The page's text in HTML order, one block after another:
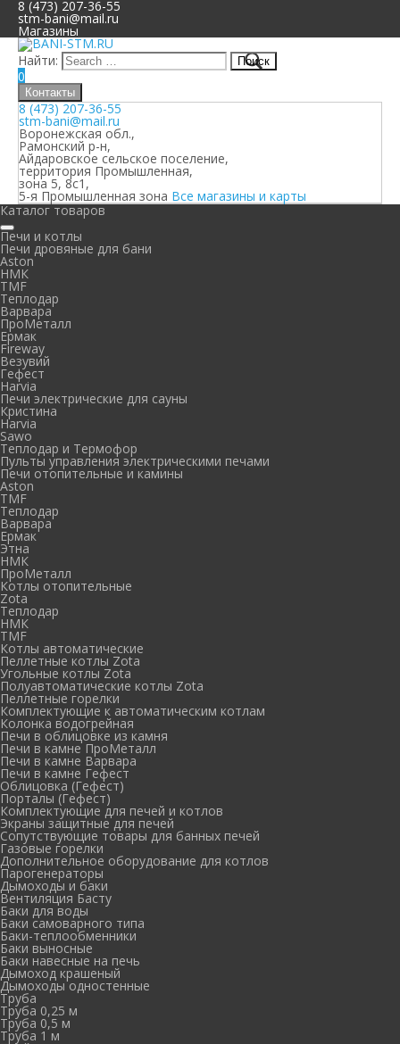
8 (473) 207-36-55
stm-bani@mail.ru
Магазины
Найти:
0
Контакты
8 (473) 207-36-55
stm-bani@mail.ru
Воронежская обл.,
Рамонский р-н,
Айдаровское сельское поселение,
территория Промышленная,
зона 5, 8с1,
5-я Промышленная зона Все магазины и карты
Каталог товаров
Печи и котлы
Печи дровяные для бани
Aston
НМК
TMF
Теплодар
Варвара
ПроМеталл
Ермак
Fireway
Везувий
Гефест
Harvia
Печи электрические для сауны
Кристина
Harvia
Sawo
Теплодар и Термофор
Пульты управления электрическими печами
Печи отопительные и камины
Aston
TMF
Теплодар
Варвара
Ермак
Этна
НМК
ПроМеталл
Котлы отопительные
Zota
Теплодар
НМК
TMF
Котлы автоматические
Пеллетные котлы Zota
Угольные котлы Zota
Полуавтоматические котлы Zota
Пеллетные горелки
Комплектующие к автоматическим котлам
Колонка водогрейная
Печи в облицовке из камня
Печи в камне ПроМеталл
Печи в камне Варвара
Печи в камне Гефест
Облицовка (Гефест)
Порталы (Гефест)
Комплектующие для печей и котлов
Экраны защитные для печей
Сопутствующие товары для банных печей
Газовые горелки
Дополнительное оборудование для котлов
Парогенераторы
Дымоходы и баки
Вентиляция Басту
Баки для воды
Баки самоварного типа
Баки-теплообменники
Баки выносные
Баки навесные на печь
Дымоход крашеный
Дымоходы одностенные
Труба
Труба 0,25 м
Труба 0,5 м
Труба 1 м